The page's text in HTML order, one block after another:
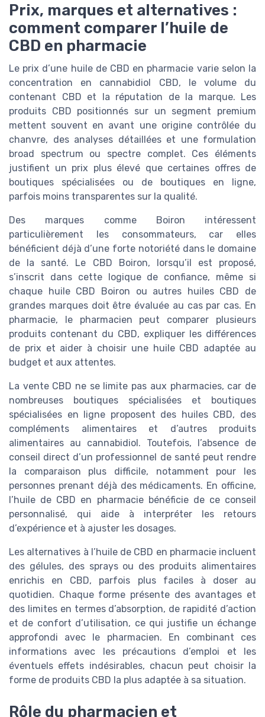
Prix, marques et alternatives :
comment comparer l’huile de
CBD en pharmacie
Le prix d’une huile de CBD en pharmacie varie selon la
concentration en cannabidiol CBD, le volume du
contenant CBD et la réputation de la marque. Les
produits CBD positionnés sur un segment premium
mettent souvent en avant une origine contrôlée du
chanvre, des analyses détaillées et une formulation
broad spectrum ou spectre complet. Ces éléments
justifient un prix plus élevé que certaines offres de
boutiques spécialisées ou de boutiques en ligne,
parfois moins transparentes sur la qualité.
Des marques comme Boiron intéressent
particulièrement les consommateurs, car elles
bénéficient déjà d’une forte notoriété dans le domaine
de la santé. Le CBD Boiron, lorsqu’il est proposé,
s’inscrit dans cette logique de confiance, même si
chaque huile CBD Boiron ou autres huiles CBD de
grandes marques doit être évaluée au cas par cas. En
pharmacie, le pharmacien peut comparer plusieurs
produits contenant du CBD, expliquer les différences
de prix et aider à choisir une huile CBD adaptée au
budget et aux attentes.
La vente CBD ne se limite pas aux pharmacies, car de
nombreuses boutiques spécialisées et boutiques
spécialisées en ligne proposent des huiles CBD, des
compléments alimentaires et d’autres produits
alimentaires au cannabidiol. Toutefois, l’absence de
conseil direct d’un professionnel de santé peut rendre
la comparaison plus difficile, notamment pour les
personnes prenant déjà des médicaments. En officine,
l’huile de CBD en pharmacie bénéficie de ce conseil
personnalisé, qui aide à interpréter les retours
d’expérience et à ajuster les dosages.
Les alternatives à l’huile de CBD en pharmacie incluent
des gélules, des sprays ou des produits alimentaires
enrichis en CBD, parfois plus faciles à doser au
quotidien. Chaque forme présente des avantages et
des limites en termes d’absorption, de rapidité d’action
et de confort d’utilisation, ce qui justifie un échange
approfondi avec le pharmacien. En combinant ces
informations avec les précautions d’emploi et les
éventuels effets indésirables, chacun peut choisir la
forme de produits CBD la plus adaptée à sa situation.
Rôle du pharmacien et